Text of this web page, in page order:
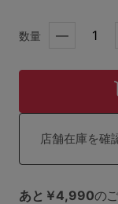
ランキング
高評価レビューアイ
WEB限定アイテム
数量
店舗在庫を確
あと￥4,990の